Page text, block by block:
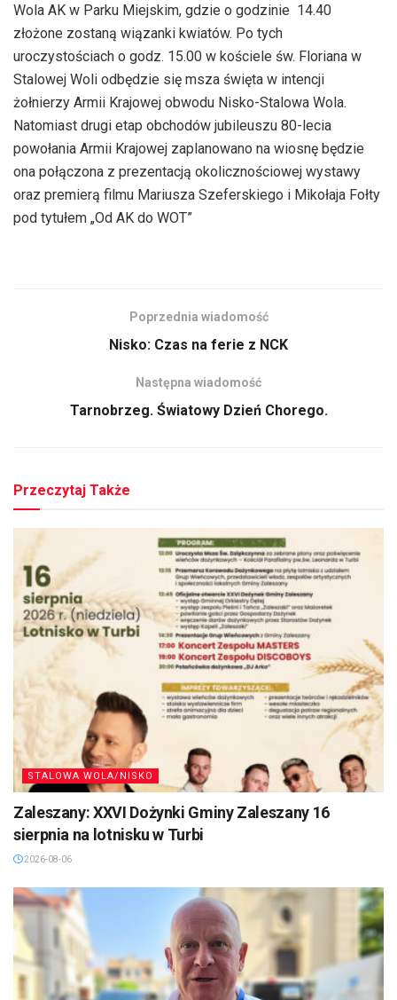
Wola AK w Parku Miejskim, gdzie o godzinie 14.40
złożone zostaną wiązanki kwiatów. Po tych
uroczystościach o godz. 15.00 w kościele św. Floriana w
Stalowej Woli odbędzie się msza święta w intencji
żołnierzy Armii Krajowej obwodu Nisko-Stalowa Wola.
Natomiast drugi etap obchodów jubileuszu 80-lecia
powołania Armii Krajowej zaplanowano na wiosnę będzie
ona połączona z prezentacją okolicznościowej wystawy
oraz premierą filmu Mariusza Szeferskiego i Mikołaja Fołty
pod tytułem „Od AK do WOT”
Poprzednia wiadomość
Nisko: Czas na ferie z NCK
Następna wiadomość
Tarnobrzeg. Światowy Dzień Chorego.
Przeczytaj Także
STALOWA WOLA/NISKO
Zaleszany: XXVI Dożynki Gminy Zaleszany 16
sierpnia na lotnisku w Turbi
2026-08-06